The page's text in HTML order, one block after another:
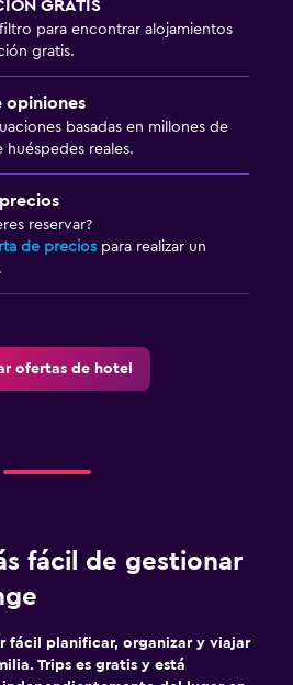
GRATIS
para encontrar alojamientos
gratis.
opiniones
basadas en millones de
huéspedes reales.
reservar?
de precios para realizar un
ofertas de hotel
fácil de gestionar
fácil planificar, organizar y viajar
Trips es gratis y está